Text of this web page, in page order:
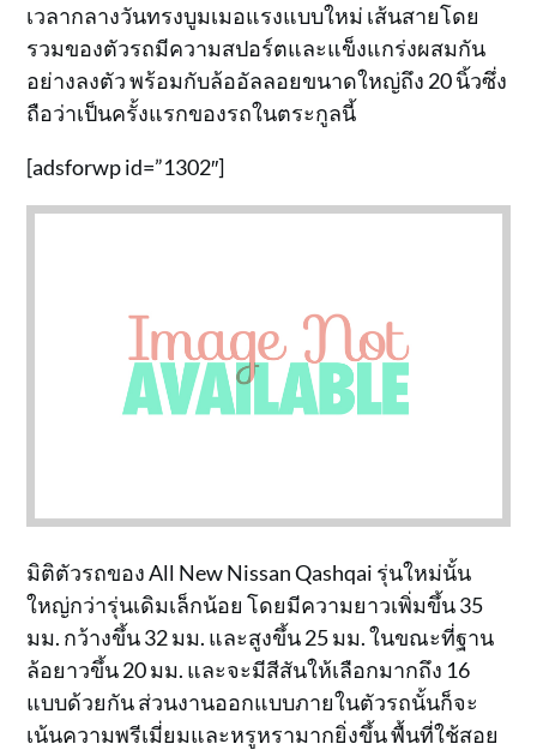
เวลากลางวันทรงบูมเมอแรงแบบใหม่ เส้นสายโดย
รวมของตัวรถมีความสปอร์ตและแข็งแกร่งผสมกัน
อย่างลงตัว พร้อมกับล้ออัลลอยขนาดใหญ่ถึง 20 นิ้วซึ่ง
ถือว่าเป็นครั้งแรกของรถในตระกูลนี้
[adsforwp id=”1302″]
มิติตัวรถของ All New Nissan Qashqai รุ่นใหม่นั้น
ใหญ่กว่ารุ่นเดิมเล็กน้อย โดยมีความยาวเพิ่มขึ้น 35
มม. กว้างขึ้น 32 มม. และสูงขึ้น 25 มม. ในขณะที่ฐาน
ล้อยาวขึ้น 20 มม. และจะมีสีสันให้เลือกมากถึง 16
แบบด้วยกัน ส่วนงานออกแบบภายในตัวรถนั้นก็จะ
เน้นความพรีเมี่ยมและหรูหรามากยิ่งขึ้น พื้นที่ใช้สอย